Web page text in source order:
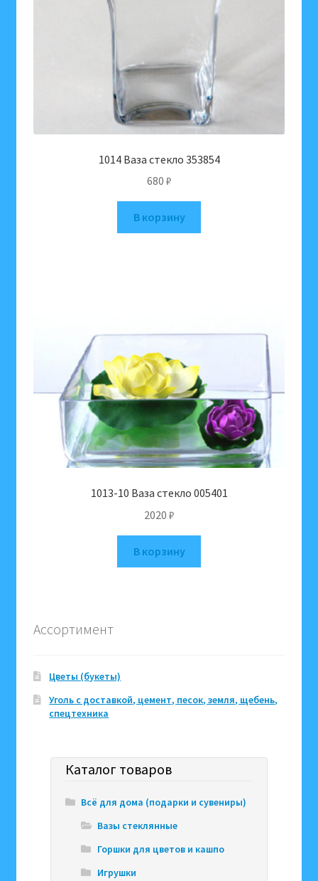
1014 Ваза стекло 353854
680 ₽
В корзину
1013-10 Ваза стекло 005401
2020 ₽
В корзину
Ассортимент
Цветы (букеты)
Уголь с доставкой, цемент, песок, земля, щебень,
спецтехника
Каталог товаров
Всё для дома (подарки и сувениры)
Вазы стеклянные
Горшки для цветов и кашпо
Игрушки